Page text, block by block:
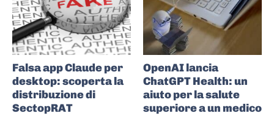
Falsa app Claude per
desktop: scoperta la
distribuzione di
SectopRAT
OpenAI lancia
ChatGPT Health: un
aiuto per la salute
superiore a un medico